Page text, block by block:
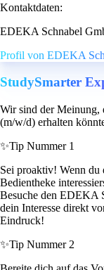
Kontaktdaten:
EDEKA Schnabel
Profil von EDEKA
StudySmarter
Wir sind der Meinung,
(m/w/d) erhalten
✨Tip Nummer 1
Sei proaktiv! Wenn
Bedientheke
Besuche den EDEKA
dein Interesse direkt
Eindruck!
✨Tip Nummer 2